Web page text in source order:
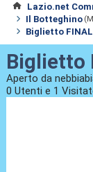
Lazio.net
Il Botteghino
Biglietto
Biglietto
Aperto da
0 Utenti e 1